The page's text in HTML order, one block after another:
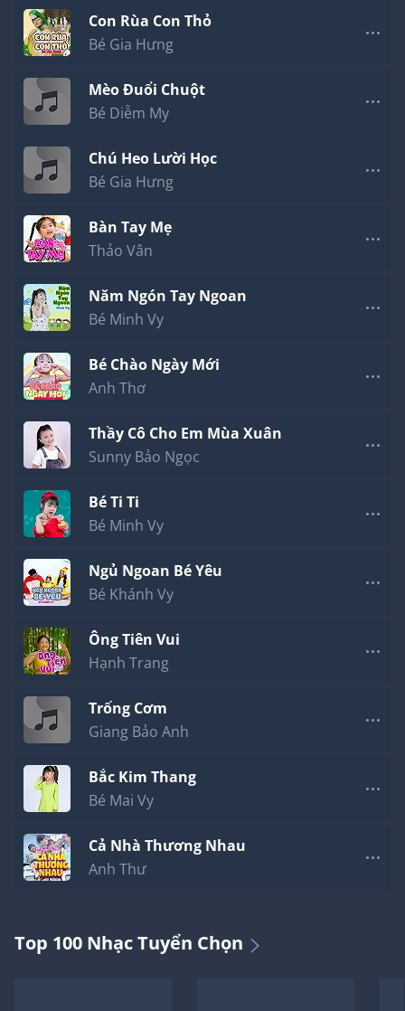
Con Rùa Con Thỏ
Bé Gia Hưng
Mèo Đuổi Chuột
Bé Diễm My
Chú Heo Lười Học
Bé Gia Hưng
Bàn Tay Mẹ
Thảo Vân
Năm Ngón Tay Ngoan
Bé Minh Vy
Bé Chào Ngày Mới
Anh Thơ
Thầy Cô Cho Em Mùa Xuân
Sunny Bảo Ngọc
Bé Ti Ti
Bé Minh Vy
Ngủ Ngoan Bé Yêu
Bé Khánh Vy
Ông Tiên Vui
Hạnh Trang
Trống Cơm
Giang Bảo Anh
Bắc Kim Thang
Bé Mai Vy
Cả Nhà Thương Nhau
Anh Thư
Top 100 Nhạc Tuyển Chọn